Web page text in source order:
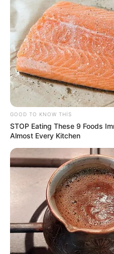
22:24 / 05 Avqust 2026
Daha üç küçədə
GOOD TO KNOW THIS
STOP Eating These 9 Foods
Almost Every Kitchen